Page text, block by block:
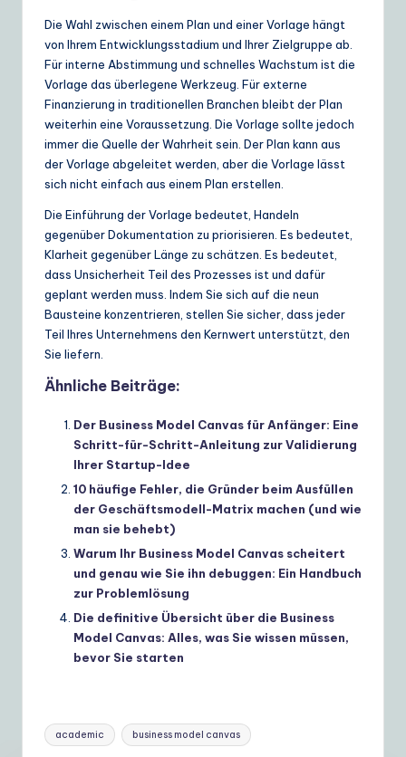
Die Wahl zwischen einem Plan und einer Vorlage hängt
von Ihrem Entwicklungsstadium und Ihrer Zielgruppe ab.
Für interne Abstimmung und schnelles Wachstum ist die
Vorlage das überlegene Werkzeug. Für externe
Finanzierung in traditionellen Branchen bleibt der Plan
weiterhin eine Voraussetzung. Die Vorlage sollte jedoch
immer die Quelle der Wahrheit sein. Der Plan kann aus
der Vorlage abgeleitet werden, aber die Vorlage lässt
sich nicht einfach aus einem Plan erstellen.
Die Einführung der Vorlage bedeutet, Handeln
gegenüber Dokumentation zu priorisieren. Es bedeutet,
Klarheit gegenüber Länge zu schätzen. Es bedeutet,
dass Unsicherheit Teil des Prozesses ist und dafür
geplant werden muss. Indem Sie sich auf die neun
Bausteine konzentrieren, stellen Sie sicher, dass jeder
Teil Ihres Unternehmens den Kernwert unterstützt, den
Sie liefern.
Ähnliche Beiträge:
Der Business Model Canvas für Anfänger: Eine
Schritt-für-Schritt-Anleitung zur Validierung
Ihrer Startup-Idee
10 häufige Fehler, die Gründer beim Ausfüllen
der Geschäftsmodell-Matrix machen (und wie
man sie behebt)
Warum Ihr Business Model Canvas scheitert
und genau wie Sie ihn debuggen: Ein Handbuch
zur Problemlösung
Die definitive Übersicht über die Business
Model Canvas: Alles, was Sie wissen müssen,
bevor Sie starten
Tags:
academic business model canvas